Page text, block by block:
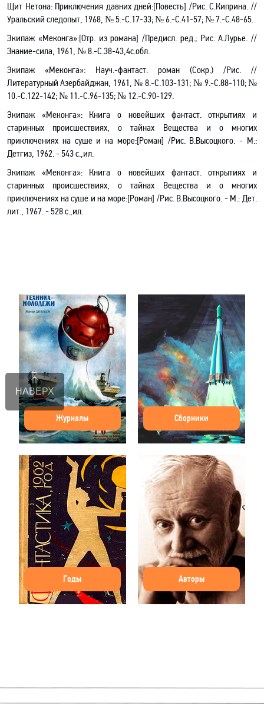
НАВЕРХ
Щит Нетона: Приключения давних дней:[Повесть] /Рис. С.Киприна. //
Уральский следопыт, 1968, № 5.-С.17-33; № 6.-С.41-57; № 7.-С.48-65.
Экипаж «Меконга»:[Отр. из романа] /Предисл. ред.; Рис. А.Лурье. //
Знание-сила, 1961, № 8.-С.38-43,4с.обл.
Экипаж «Меконга»: Науч.-фантаст. роман (Сокр.) /Рис. //
Литературный Азербайджан, 1961, № 8.-С.103-131; № 9.-С.88-110; №
10.-С.122-142; № 11.-С.96-135; № 12.-С.90-129.
Экипаж «Меконга»: Книга о новейших фантаст. открытиях и
старинных происшествиях, о тайнах Вещества и о многих
приключениях на суше и на море:[Роман] /Рис. В.Высоцкого. - М.:
Детгиз, 1962. - 543 с.,ил.
Экипаж «Меконга»: Книга о новейших фантаст. открытиях и
старинных происшествиях, о тайнах Вещества и о многих
приключениях на суше и на море:[Роман] /Рис. В.Высоцкого. - М.: Дет.
лит., 1967. - 528 с.,ил.
Журналы Сборники
Годы Авторы